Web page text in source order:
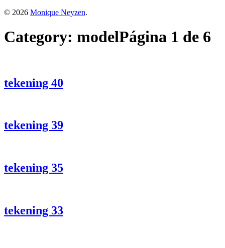
© 2026 Monique Neyzen.
Category: modelPágina 1 de 6
tekening 40
tekening 39
tekening 35
tekening 33